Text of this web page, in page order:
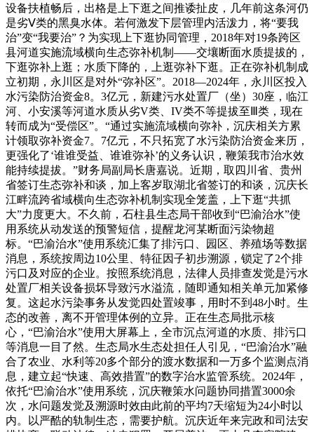
设备扶植畅后，出格是上下逛之间推诿扯皮，几年前这条河仍
是劣Ⅴ类的黑臭水体。若何激发下层管理内活泼力，将“要我
治”变“我要治”？为实现上下逛协同管理，2018年对19条跨区
县河道实施流域横向生态弥补机制——交壤断面水质提拔的，
下逛弥补上逛；水质下降的，上逛弥补下逛。正在弥补机制成
立初期，永川区是对外“弥补区”。2018—2024年，永川区投入
水污染防治资金8。3亿元，新建污水处置厂（坐）30座，临江
河、小安溪等河道水质从劣V类、IV类不等提拔至Ⅲ类，现在
转而成为“受偿区”。“通过实施流域横向弥补，沉庆相关方累
计领取弥补资金7。7亿元，不只拓宽了水污染防治资金来历，
更强化了‘谁谁受益、谁谁弥补’的义务认识，鞭策我市治水效
能持续提拔。”财务局副局长唐嘉说。近期，取四川省、贵州
省签订生态弥补和谈，加上客岁取湖北省签订的和谈，沉庆长
江畔流跨省域横向生态弥补机制实现全笼盖，上下逛“共抓
大”力度更大。不久前，石柱县生态局干部收到“巴渝治水”使
用系统从动发送的预警短信，提醒龙河某断面污染物超
标。“巴渝治水”使用系统汇集了排污口、园区、养殖场等数据
消息，系统按周边10公里、特征因子初步溯源，锁定了2个排
污口及对应的企业。按照系统消息，法律人员排查发觉是污水
处置厂相关设备损坏导致污水溢流，随即通知相关单元加紧修
复。这起水污染事务从发觉四处置竣事，用时不到48小时。生
态的改善，离不开管理体例的立异。正在生态局批示核
心，“巴渝治水”使用大屏幕上，全市沉点河道的水质、排污口
等消息一目了然。生态局水生态处担任人引见，“巴渝治水”融
合了农业、水利等20多个部分的渡水数据和一万多个监测点消
息，建立起“快速、高效措置”的数字治水监管系统。2024年，
依托“巴渝治水”使用系统，沉庆鞭策水问题协同措置3000余
次，水问题发觉及溯源时效由此前的平均7天缩短为24小时以
内。以严酷的轨制生态，需要护航。沉庆近年来完政和司法安